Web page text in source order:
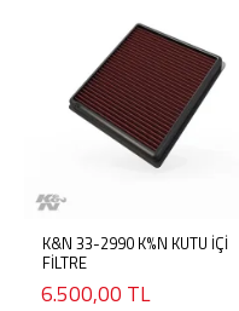
K&N 33-2990 K%N KUTU İÇİ
FİLTRE
6.500,00 TL